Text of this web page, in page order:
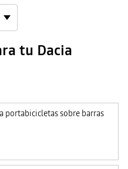
tu Dacia
portabicicletas sobre barras